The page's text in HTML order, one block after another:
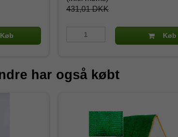
Køb
431,01 DKK
Køb
har også købt